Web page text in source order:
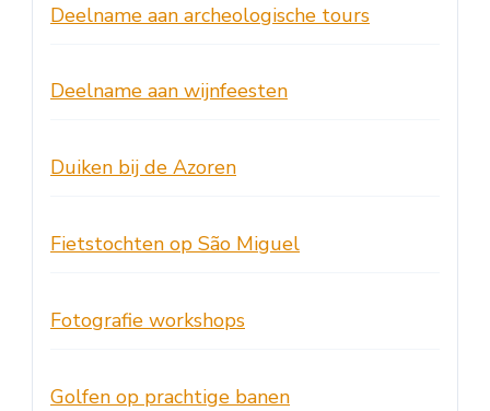
Deelname aan archeologische tours
Deelname aan wijnfeesten
Duiken bij de Azoren
Fietstochten op São Miguel
Fotografie workshops
Golfen op prachtige banen